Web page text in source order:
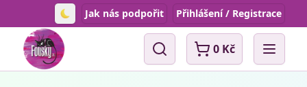
Toggle theme
Jak nás podpořit Přihlášení / Registrace
Vyhledávání0 Kč Open